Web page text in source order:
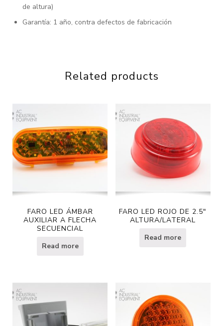
de altura)
Garantía: 1 año, contra defectos de fabricación
Related products
FARO LED ÁMBAR
AUXILIAR A FLECHA
SECUENCIAL
Read more
FARO LED ROJO DE 2.5″
ALTURA/LATERAL
Read more